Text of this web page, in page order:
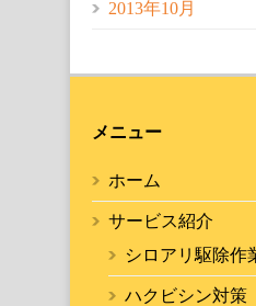
2013年10月
メニュー
ホーム
サービス紹介
シロアリ駆除作
ハクビシン対策